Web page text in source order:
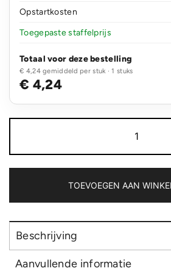
Opstartkosten
Toegepaste staffelprijs
Totaal voor deze bestelling
€ 4,24 gemiddeld per stuk · 1 stuks
€ 4,24
mm
rolmaat
TOEVOEGEN AAN
Beschrijving
Aanvullende informatie